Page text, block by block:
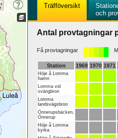
Träfföversikt
och
Antal provtagningar
Få provtagningar
Station 1969 1970 1971
Höje å Lomma
hamn
Lomma vid
svängbron
Lomma
landsvägsbron
Önnerupsbäcken,
Önnerup
Höje å Lomma
kyrka